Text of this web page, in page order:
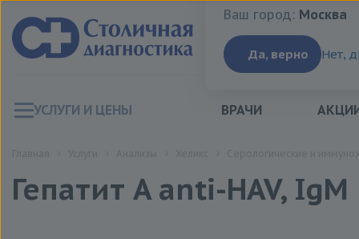
Ваш город:Москва
Ваш город: Москва
Да, верно Нет,
УСЛУГИ И ЦЕНЫ ВРАЧИ
Гепатит A anti-HAV, IgM